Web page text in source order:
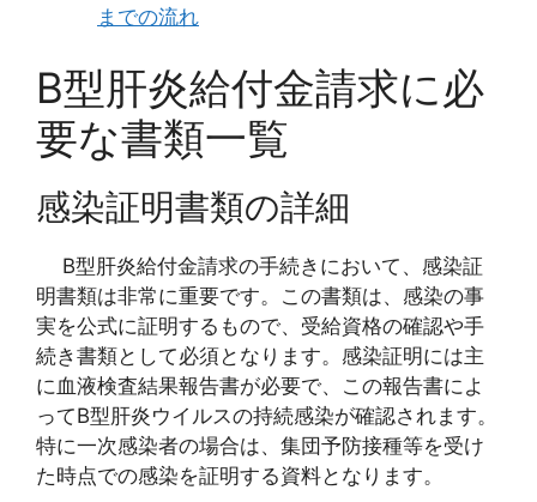
までの流れ
B型肝炎給付金請求に必
要な書類一覧
感染証明書類の詳細
B型肝炎給付金請求の手続きにおいて、感染証
明書類は非常に重要です。この書類は、感染の事
実を公式に証明するもので、受給資格の確認や手
続き書類として必須となります。感染証明には主
に血液検査結果報告書が必要で、この報告書によ
ってB型肝炎ウイルスの持続感染が確認されます。
特に一次感染者の場合は、集団予防接種等を受け
た時点での感染を証明する資料となります。